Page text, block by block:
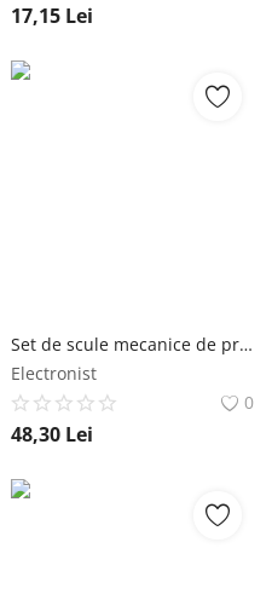
17,15 Lei
Set de scule mecanice de precizie 110 buc Bigstren
Electronist
0
48,30 Lei